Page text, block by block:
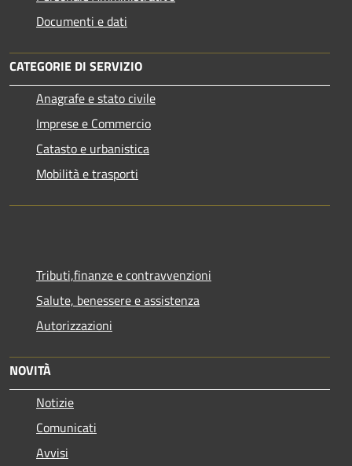
Documenti e dati
CATEGORIE DI SERVIZIO
Anagrafe e stato civile
Imprese e Commercio
Catasto e urbanistica
Mobilità e trasporti
Tributi,finanze e contravvenzioni
Salute, benessere e assistenza
Autorizzazioni
NOVITÀ
Notizie
Comunicati
Avvisi